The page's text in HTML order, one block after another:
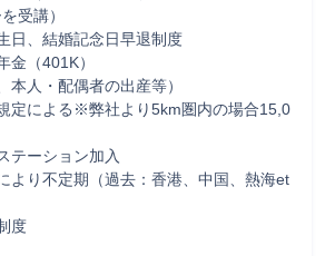
受講）
日、結婚記念日早退制度
金（401K）
本人・配偶者の出産等）
定による※弊社より5km圏内の場合15,0
テーション加入
より不定期（過去：香港、中国、熱海et
度